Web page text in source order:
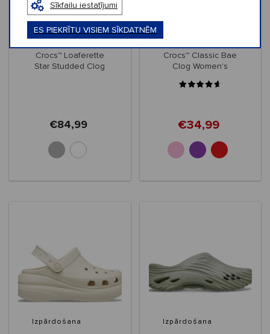
Sīkfailu iestatījumi
ES PIEKRĪTU VISIEM SĪKDATNĒM
Jaunums
Crocs™ Loaferette
Star Studded Clog
€84,99
Crocs™ Classic Bae
Clog Women's
€34,99
Izpārdošana Izpārdošana